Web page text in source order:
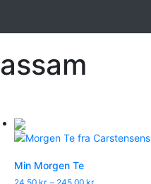
assam
Min Morgen Te